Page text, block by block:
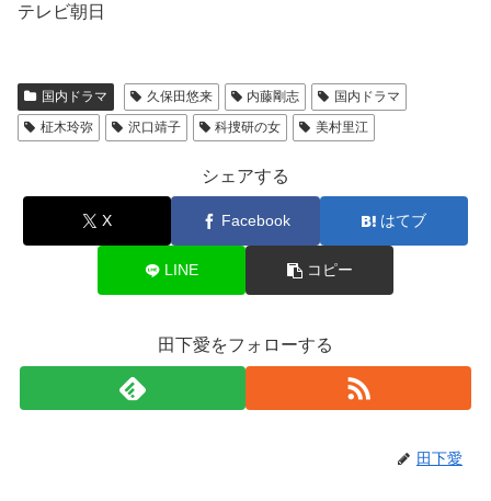
テレビ朝日
国内ドラマ 久保田悠来 内藤剛志
国内ドラマ
柾木玲弥
沢口靖子 科捜研の女 美村里江
シェアする
X Facebook はてブ
LINE コピー
田下愛をフォローする
田下愛